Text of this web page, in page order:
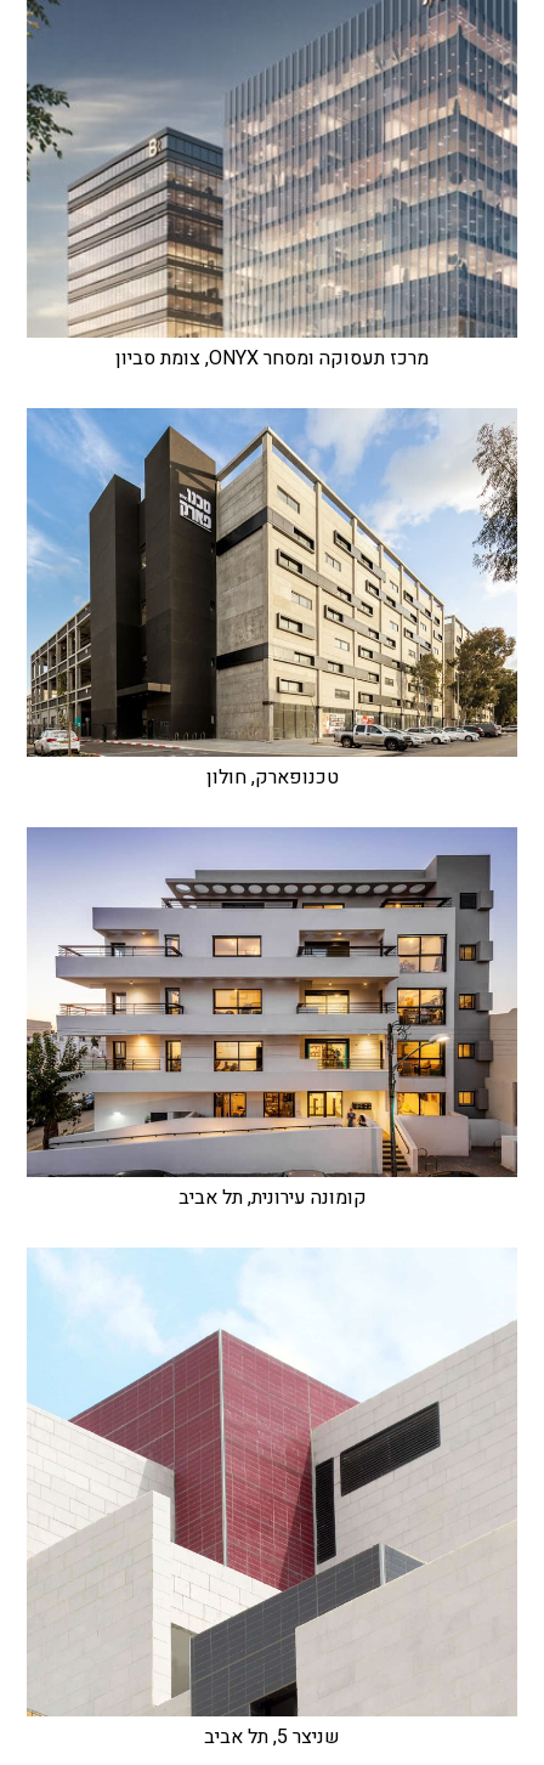
מרכז תעסוקה ומסחר ONYX, צומת סביון
טכנופארק, חולון
קומונה עירונית, תל אביב
שניצר 5, תל אביב